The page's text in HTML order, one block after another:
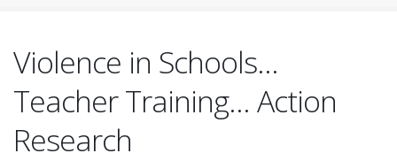
Violence in Schools...
Teacher Training... Action
Research